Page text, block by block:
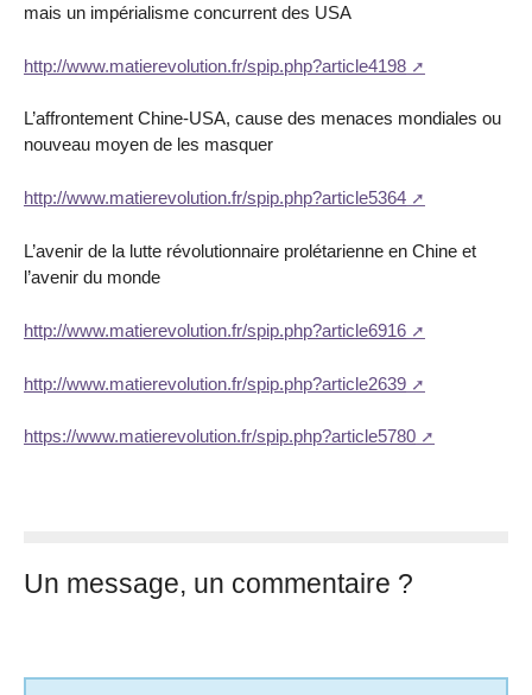
mais un impérialisme concurrent des USA
http://www.matierevolution.fr/spip.php?article4198
L’affrontement Chine-USA, cause des menaces mondiales ou
nouveau moyen de les masquer
http://www.matierevolution.fr/spip.php?article5364
L’avenir de la lutte révolutionnaire prolétarienne en Chine et
l’avenir du monde
http://www.matierevolution.fr/spip.php?article6916
http://www.matierevolution.fr/spip.php?article2639
https://www.matierevolution.fr/spip.php?article5780
Un message, un commentaire ?